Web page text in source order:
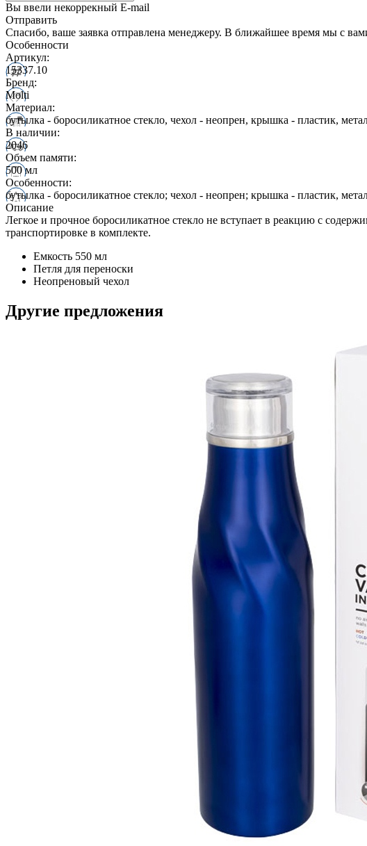
Вы ввели некоррекный E-mail
Отправить
Спасибо, ваше заявка отправлена менеджеру. В ближайшее время мы с
Особенности
Артикул:
15337.10
Бренд:
Molti
Материал:
бутылка - боросиликатное стекло, чехол - неопрен, крышка - пластик,
В наличии:
2046
Объем памяти:
500 мл
Особенности:
бутылка - боросиликатное стекло; чехол - неопрен; крышка - пластик,
Описание
Легкое и прочное боросиликатное стекло не вступает в реакцию с
транспортировке в комплекте.
Емкость 550 мл
Петля для переноски
Неопреновый чехол
Другие предложения